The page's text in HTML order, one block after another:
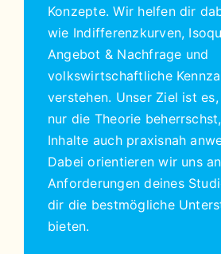
Konzepte. Wir helfen dir
wie Indifferenzkurven,
Angebot & Nachfrage und
volkswirtschaftliche
verstehen. Unser Ziel ist
nur die Theorie
Inhalte auch praxisnah
Dabei orientieren wir uns
Anforderungen deines
dir die bestmögliche
bieten.